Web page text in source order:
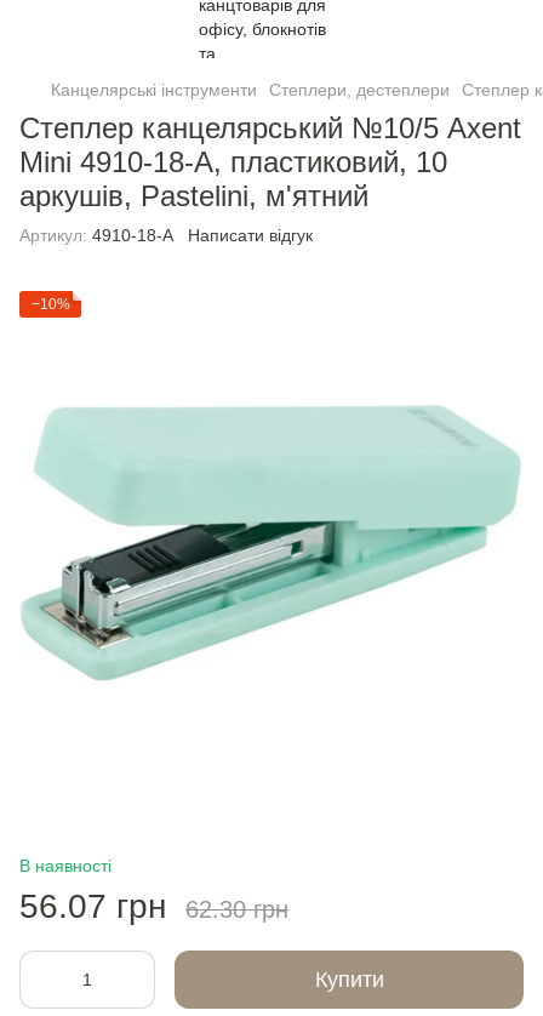
Канцелярські інструменти Степлери, дестеплери Степлер
Степлер канцелярський №10/5 Axent
Mini 4910-18-A, пластиковий, 10
аркушів, Pastelini, м'ятний
Артикул: 4910-18-A Написати відгук
−10%
В наявності
56.07 грн 62.30 грн
Купити